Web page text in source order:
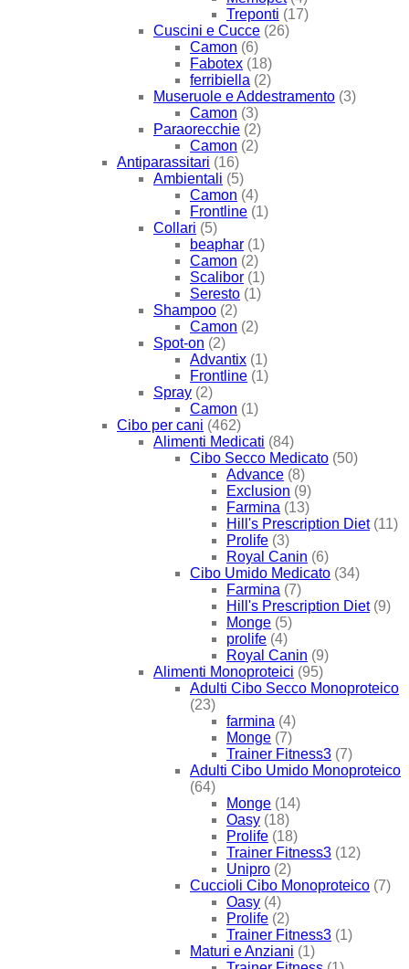
Treponti (17)
Cuscini e Cucce (26)
Camon (6)
Fabotex (18)
ferribiella (2)
Museruole e Addestramento (3)
Camon (3)
Paraorecchie (2)
Camon (2)
Antiparassitari (16)
Ambientali (5)
Camon (4)
Frontline (1)
Collari (5)
beaphar (1)
Camon (2)
Scalibor (1)
Seresto (1)
Shampoo (2)
Camon (2)
Spot-on (2)
Advantix (1)
Frontline (1)
Spray (2)
Camon (1)
Cibo per cani (462)
Alimenti Medicati (84)
Cibo Secco Medicato (50)
Advance (8)
Exclusion (9)
Farmina (13)
Hill's Prescription Diet (11)
Prolife (3)
Royal Canin (6)
Cibo Umido Medicato (34)
Farmina (7)
Hill's Prescription Diet (9)
Monge (5)
prolife (4)
Royal Canin (9)
Alimenti Monoproteici (95)
Adulti Cibo Secco Monoproteico
(23)
farmina (4)
Monge (7)
Trainer Fitness3 (7)
Adulti Cibo Umido Monoproteico
(64)
Monge (14)
Oasy (18)
Prolife (18)
Trainer Fitness3 (12)
Unipro (2)
Cuccioli Cibo Monoproteico (7)
Oasy (4)
Prolife (2)
Trainer Fitness3 (1)
Maturi e Anziani (1)